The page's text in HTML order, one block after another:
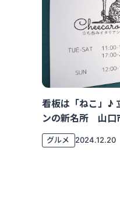
看板は「ねこ」♪
ンの新名所 山口
グルメ 2024.12.20